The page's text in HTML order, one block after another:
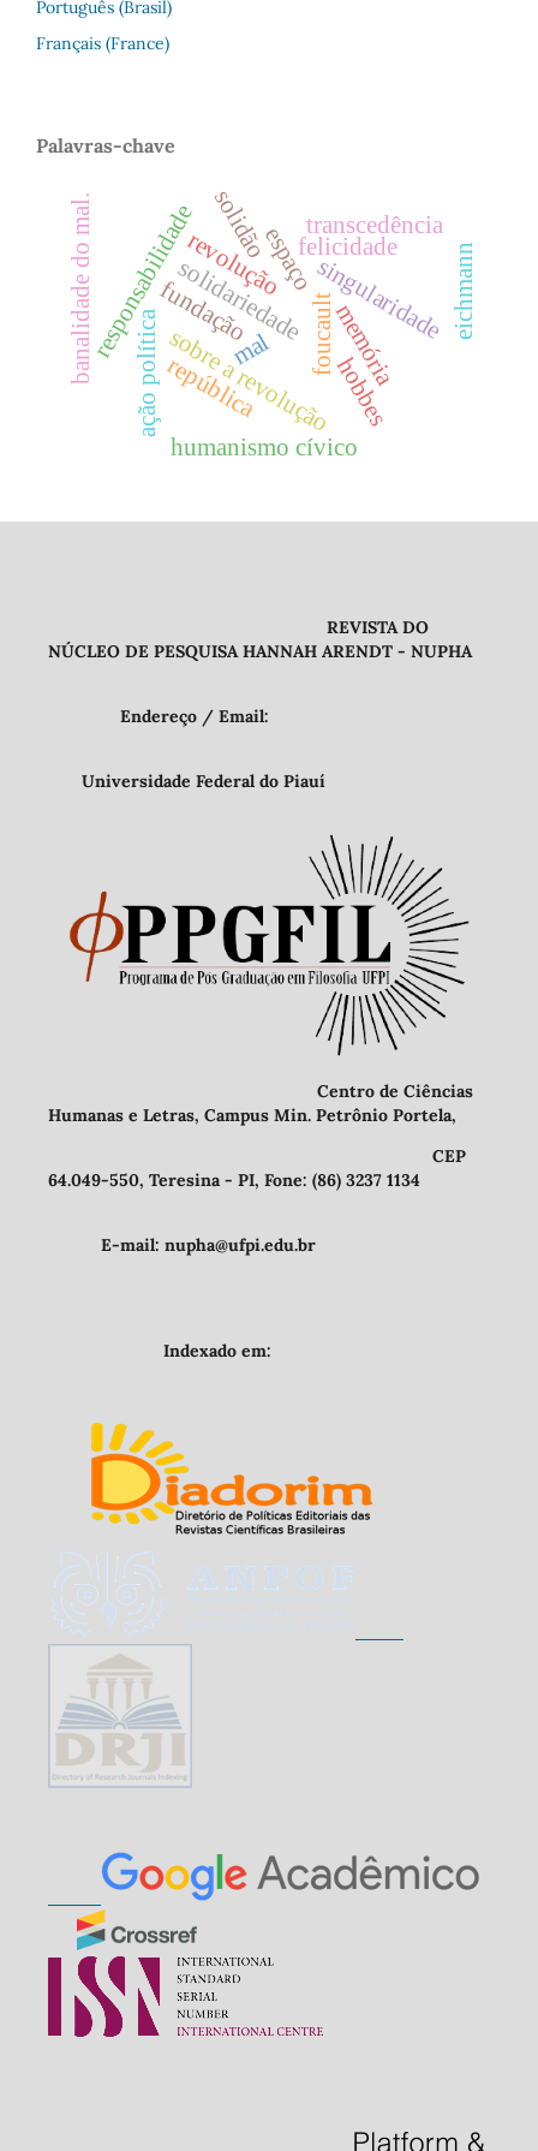
Português (Brasil)
Français (France)
Palavras-chave
fundação
felicidade
espaçosingularidade
responsabilidaderevolução
transcedência
ação política
solidariedade
sobre a revolução
solidão
banalidade do mal. foucault
humanismo cívico
hobbes
eichmann
memória
república
mal
REVISTA DO
NÚCLEO DE PESQUISA HANNAH ARENDT - NUPHA
Endereço / Email:
Universidade Federal do Piauí
Centro de Ciências
Humanas e Letras, Campus Min. Petrônio Portela,
CEP
64.049-550, Teresina - PI, Fone: (86) 3237 1134
E-mail: nupha@ufpi.edu.br
Indexado em: